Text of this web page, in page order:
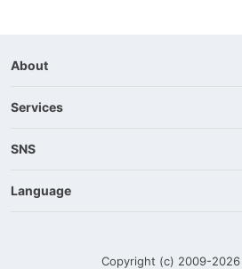
About
Services
SNS
Language
Copyright (c) 2009-2026